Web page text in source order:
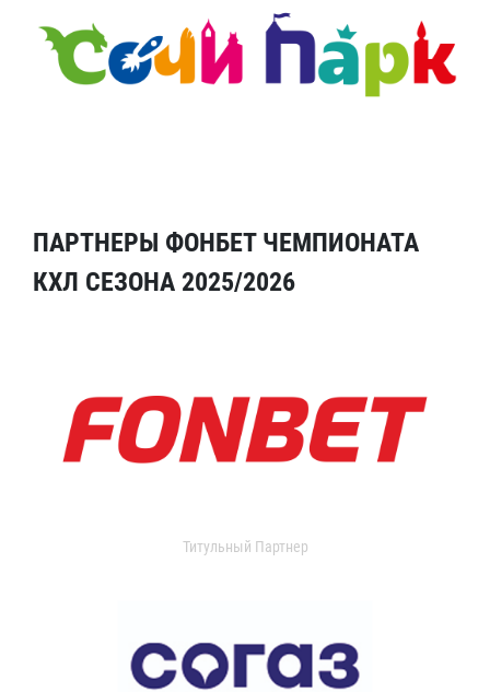
ПАРТНЕРЫ ФОНБЕТ ЧЕМПИОНАТА
КХЛ СЕЗОНА 2025/2026
Титульный Партнер